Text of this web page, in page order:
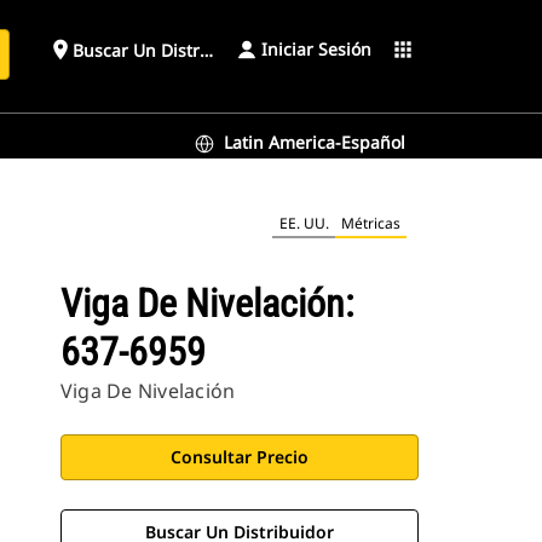
place Buscar Un Distribuidor Iniciar Sesión apps
Latin America-Español
EE. UU. Métricas
Viga De Nivelación:
637-6959
Viga De Nivelación
Consultar Precio
Buscar Un Distribuidor